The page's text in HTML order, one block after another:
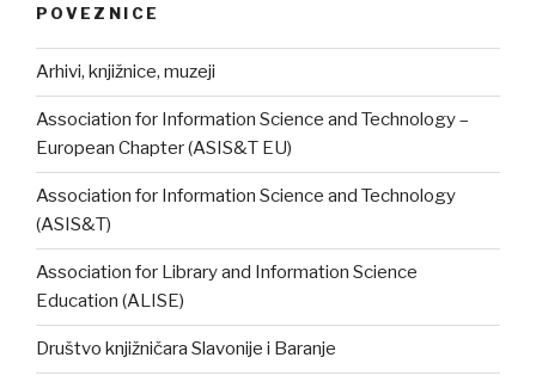
POVEZNICE
Arhivi, knjižnice, muzeji
Association for Information Science and Technology –
European Chapter (ASIS&T EU)
Association for Information Science and Technology
(ASIS&T)
Association for Library and Information Science
Education (ALISE)
Društvo knjižničara Slavonije i Baranje